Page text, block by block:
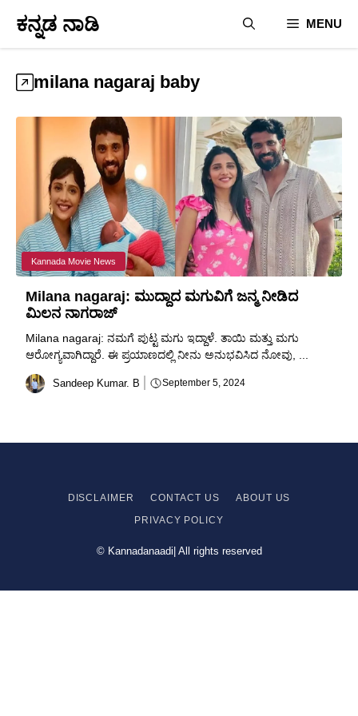
content
ಕನ್ನಡ ನಾಡಿ MENU
milana nagaraj baby
Kannada Movie News
Milana nagaraj: ಮುದ್ದಾದ ಮಗುವಿಗೆ ಜನ್ಮ ನೀಡಿದ
ಮಿಲನ ನಾಗರಾಜ್
Milana nagaraj: ನಮಗೆ ಪುಟ್ಟ ಮಗು ಇದ್ದಾಳೆ. ತಾಯಿ ಮತ್ತು ಮಗು
ಆರೋಗ್ಯವಾಗಿದ್ದಾರೆ. ಈ ಪ್ರಯಾಣದಲ್ಲಿ ನೀನು ಅನುಭವಿಸಿದ ನೋವು, ...
Sandeep Kumar. B September 5, 2024
DISCLAIMER CONTACT US
ABOUT US
PRIVACY POLICY
© Kannadanaadi| All rights reserved